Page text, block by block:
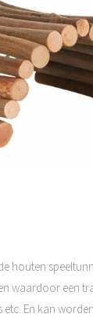
houten
waardoor een
etc. En kan